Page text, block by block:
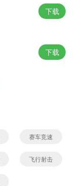
下载
下载
赛车竞速
飞行射击